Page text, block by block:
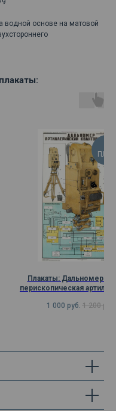
9
водной основе на матовой
Плакаты: Дальномеры,
перископическая
1 000 руб. 1 200 руб.